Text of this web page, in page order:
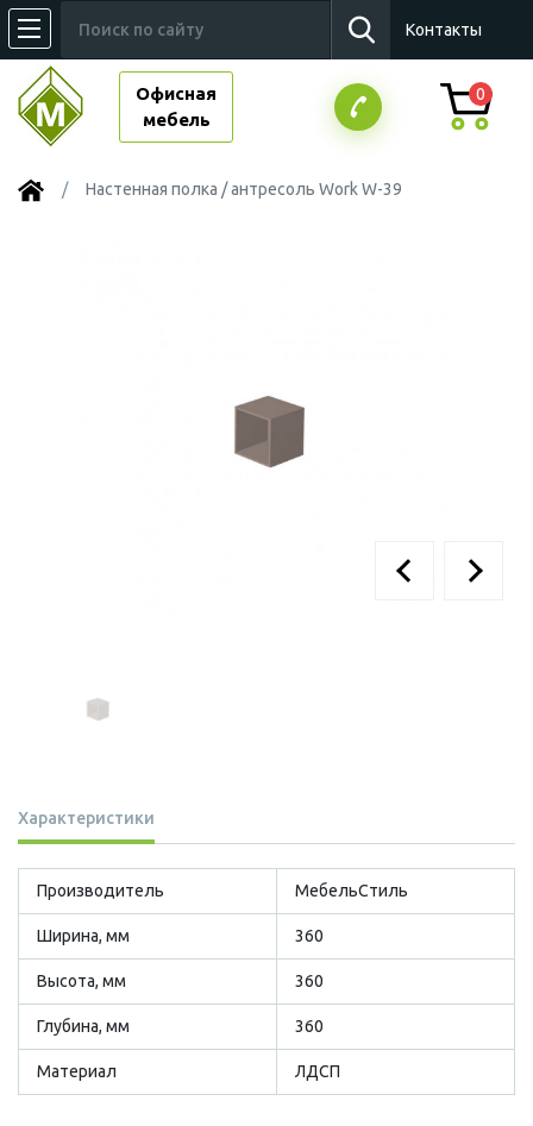
Контакты
Офисная
мебель
0
Настенная полка / антресоль Work W-39
Характеристики
Производитель МебельСтиль
Ширина, мм 360
Высота, мм 360
Глубина, мм 360
Материал ЛДСП